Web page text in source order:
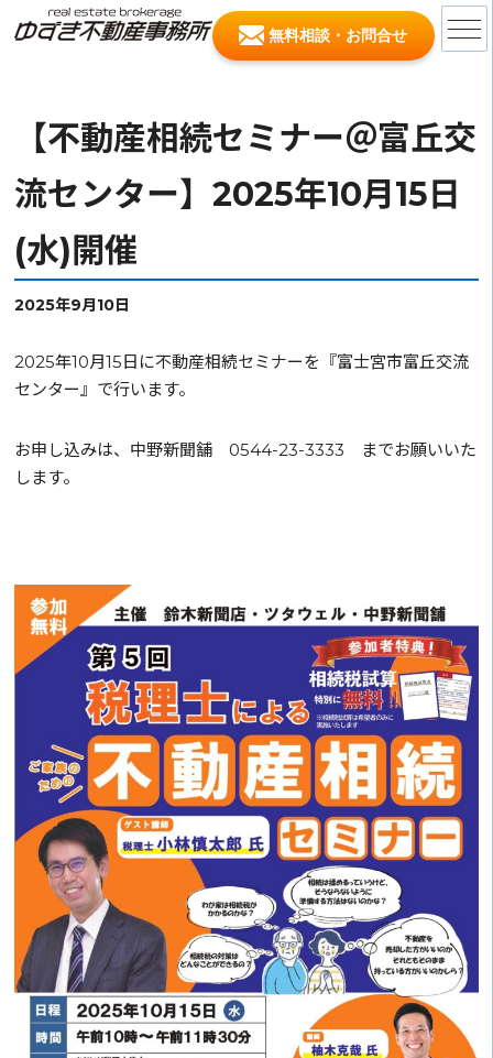
無料相談・お問合せ
【不動産相続セミナー＠富丘交
流センター】2025年10月15日
(水)開催
2025年9月10日
2025年10月15日に不動産相続セミナーを『富士宮市富丘交流
センター』で行います。
お申し込みは、中野新聞舗 0544-23-3333 までお願いいた
します。